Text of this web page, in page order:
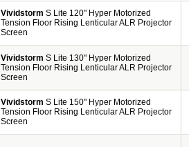
Vividstorm S Lite 120" Hyper Motorized
Tension Floor Rising Lenticular ALR Projector
Screen
Vividstorm S Lite 130" Hyper Motorized
Tension Floor Rising Lenticular ALR Projector
Screen
Vividstorm S Lite 150" Hyper Motorized
Tension Floor Rising Lenticular ALR Projector
Screen